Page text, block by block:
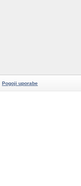
Pogoji uporabe